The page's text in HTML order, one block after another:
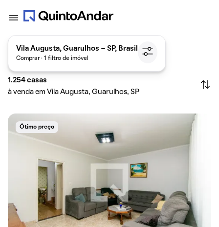
Vila Augusta, Guarulhos - SP, Brasil
Comprar · 1 filtro de imóvel
1.254 casas
à venda em Vila Augusta, Guarulhos, SP
Ótimo preço